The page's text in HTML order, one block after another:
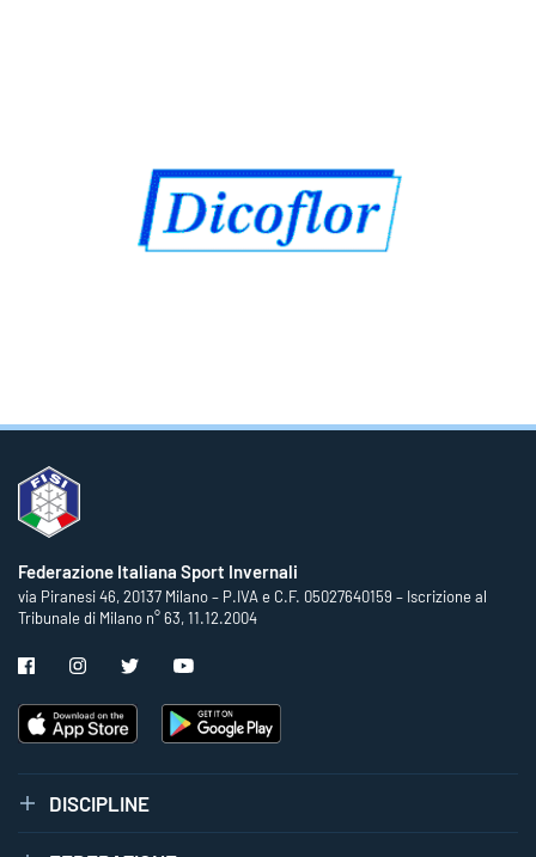
Federazione Italiana Sport Invernali
via Piranesi 46, 20137 Milano – P.IVA e C.F. 05027640159 – Iscrizione al
Tribunale di Milano n° 63, 11.12.2004
DISCIPLINE